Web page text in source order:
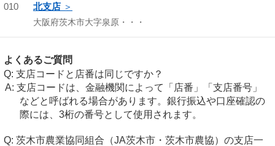
010 北支店
大阪府茨木市大字泉原・・・
よくあるご質問
支店コードと店番は同じですか？
支店コードは、金融機関によって「店番」「支店番号」
などと呼ばれる場合があります。銀行振込や口座確認の
際には、3桁の番号として使用されます。
茨木市農業協同組合（JA茨木市・茨木市農協）の支店一